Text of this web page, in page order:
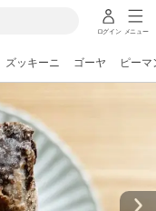
ログイン メニュー
ズッキーニ ゴーヤ ピーマ